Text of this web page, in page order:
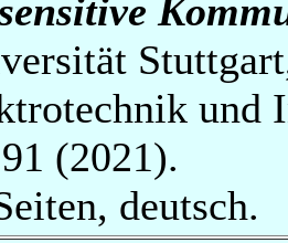
und
(2021).
deutsch.